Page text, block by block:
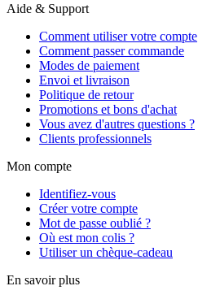
Aide & Support
Comment utiliser votre compte
Comment passer commande
Modes de paiement
Envoi et livraison
Politique de retour
Promotions et bons d'achat
Vous avez d'autres questions ?
Clients professionnels
Mon compte
Identifiez-vous
Créer votre compte
Mot de passe oublié ?
Où est mon colis ?
Utiliser un chèque-cadeau
En savoir plus